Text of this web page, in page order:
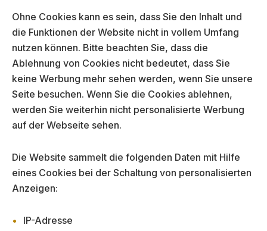
Ohne Cookies kann es sein, dass Sie den Inhalt und
die Funktionen der Website nicht in vollem Umfang
nutzen können. Bitte beachten Sie, dass die
Ablehnung von Cookies nicht bedeutet, dass Sie
keine Werbung mehr sehen werden, wenn Sie unsere
Seite besuchen. Wenn Sie die Cookies ablehnen,
werden Sie weiterhin nicht personalisierte Werbung
auf der Webseite sehen.
Die Website sammelt die folgenden Daten mit Hilfe
eines Cookies bei der Schaltung von personalisierten
Anzeigen:
IP-Adresse